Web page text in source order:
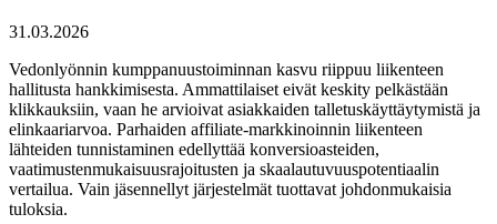
31.03.2026
Vedonlyönnin kumppanuustoiminnan kasvu riippuu liikenteen
hallitusta hankkimisesta. Ammattilaiset eivät keskity pelkästään
klikkauksiin, vaan he arvioivat asiakkaiden talletuskäyttäytymistä ja
elinkaariarvoa. Parhaiden affiliate-markkinoinnin liikenteen
lähteiden tunnistaminen edellyttää konversioasteiden,
vaatimustenmukaisuusrajoitusten ja skaalautuvuuspotentiaalin
vertailua. Vain jäsennellyt järjestelmät tuottavat johdonmukaisia
tuloksia.